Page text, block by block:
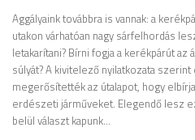
Aggályaink továbbra is vannak: a
utakon várhatóan nagy sárfelhordás
letakarítani? Bírni fogja a kerékpárút
súlyát? A kivitelező nyilatkozata
megerősítették az útalapot, hogy
erdészeti járműveket. Elegendő lesz
belül választ kapunk…